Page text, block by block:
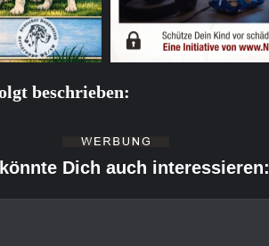
beschrieben:
Dich auch interessieren: